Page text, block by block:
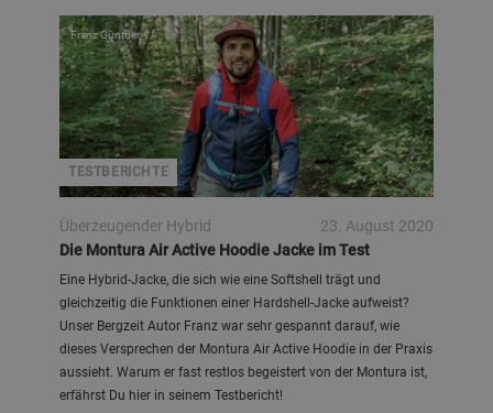
TESTBERICHTE
Franz Güntner
Überzeugender Hybrid
23. August 2020
Die Montura Air Active Hoodie Jacke im Test
Eine Hybrid-Jacke, die sich wie eine Softshell trägt und
gleichzeitig die Funktionen einer Hardshell-Jacke aufweist?
Unser Bergzeit Autor Franz war sehr gespannt darauf, wie
dieses Versprechen der Montura Air Active Hoodie in der Praxis
aussieht. Warum er fast restlos begeistert von der Montura ist,
erfährst Du hier in seinem Testbericht!